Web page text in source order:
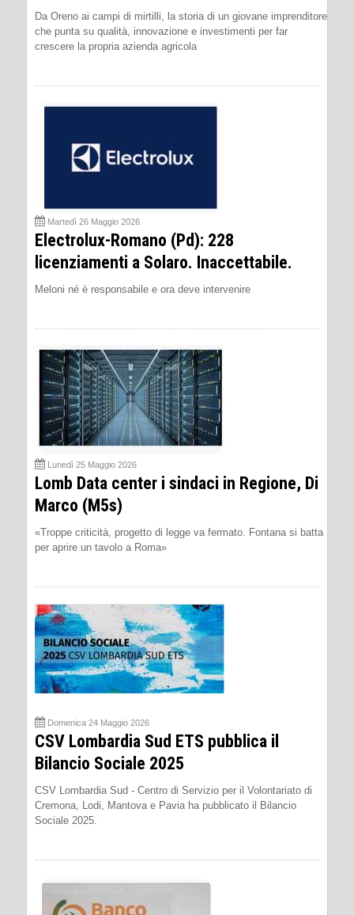
Da Oreno ai campi di mirtilli, la storia di un giovane imprenditore
che punta su qualità, innovazione e investimenti per far
crescere la propria azienda agricola
Martedì 26 Maggio 2026
Electrolux-Romano (Pd): 228
licenziamenti a Solaro. Inaccettabile.
Meloni né è responsabile e ora deve intervenire
Lunedì 25 Maggio 2026
Lomb Data center i sindaci in Regione, Di
Marco (M5s)
«Troppe criticità, progetto di legge va fermato. Fontana si batta
per aprire un tavolo a Roma»
Domenica 24 Maggio 2026
CSV Lombardia Sud ETS pubblica il
Bilancio Sociale 2025
CSV Lombardia Sud - Centro di Servizio per il Volontariato di
Cremona, Lodi, Mantova e Pavia ha pubblicato il Bilancio
Sociale 2025.